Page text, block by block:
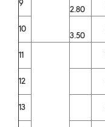
9
2.80
10
3.50
11
12
13